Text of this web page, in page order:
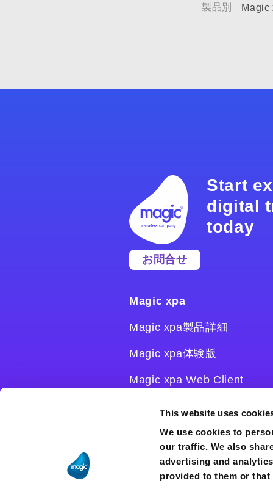
This website uses
We use cookies to
our traffic. We also
advertising and
provided to them or
製品別
Start
digital
today
お問合せ
Magic xpa
Magic xpa製品詳細
Magic xpa体験版
Magic xpa Web Client
ユーザー登録/ライセンス発